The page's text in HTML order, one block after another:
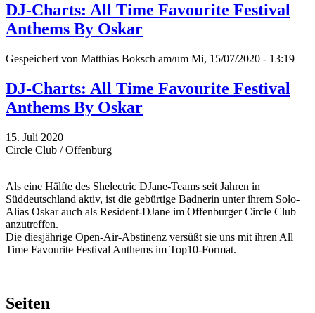
DJ-Charts: All Time Favourite Festival
Anthems By Oskar
Gespeichert von Matthias Boksch am/um Mi, 15/07/2020 - 13:19
DJ-Charts: All Time Favourite Festival
Anthems By Oskar
15. Juli 2020
Circle Club / Offenburg
Als eine Hälfte des Shelectric DJane-Teams seit Jahren in
Süddeutschland aktiv, ist die gebürtige Badnerin unter ihrem Solo-
Alias Oskar auch als Resident-DJane im Offenburger Circle Club
anzutreffen.
Die diesjährige Open-Air-Abstinenz versüßt sie uns mit ihren All
Time Favourite Festival Anthems im Top10-Format.
Seiten